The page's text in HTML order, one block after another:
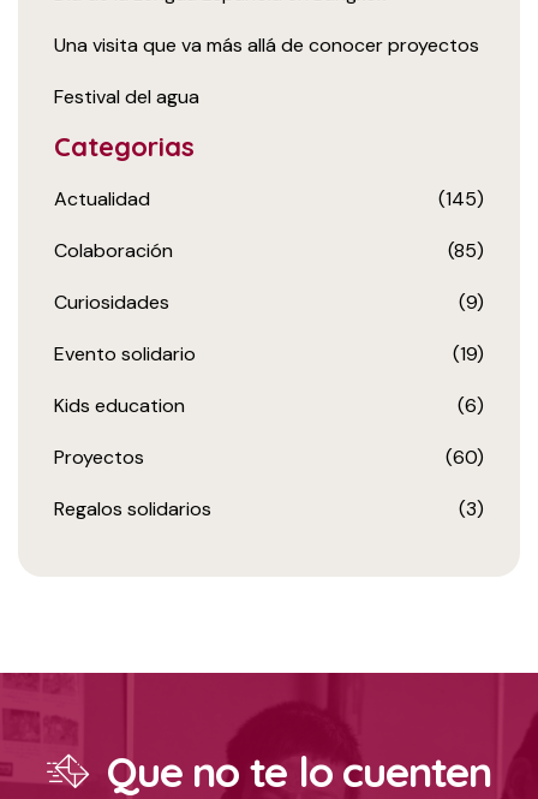
Una visita que va más allá de conocer proyectos
Festival del agua
Categorias
Actualidad (145)
Colaboración (85)
Curiosidades (9)
Evento solidario (19)
Kids education (6)
Proyectos (60)
Regalos solidarios (3)
Que no te lo cuenten